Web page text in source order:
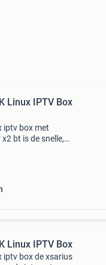
Linux IPTV Box
iptv box met
bt is de snelle,
Linux IPTV Box
iptv box de xsarius